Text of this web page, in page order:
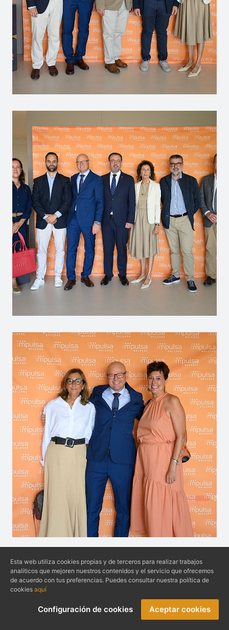
Esta web utiliza cookies propias y de terceros para realizar trabajos
analíticos que mejoren nuestros contenidos y el servicio que ofrecemos
de acuerdo con tus preferencias. Puedes consultar nuestra política de
cookies aquí
Configuración de cookies Aceptar cookies